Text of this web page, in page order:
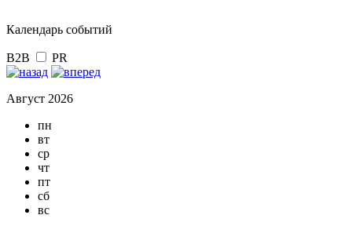
Календарь событий
B2B PR
Август 2026
пн
вт
ср
чт
пт
сб
вс